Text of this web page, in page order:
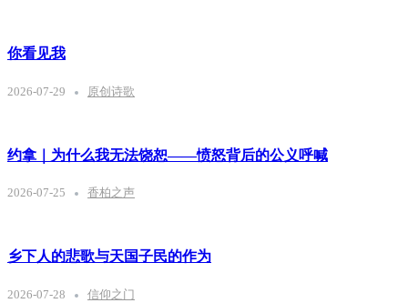
你看见我
2026-07-29 原创诗歌
约拿｜为什么我无法饶恕——愤怒背后的公义呼喊
2026-07-25 香柏之声
乡下人的悲歌与天国子民的作为
2026-07-28 信仰之门